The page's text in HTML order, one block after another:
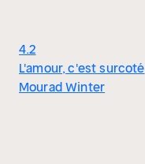
4.2
L'amour, c'est surcoté
Mourad Winter